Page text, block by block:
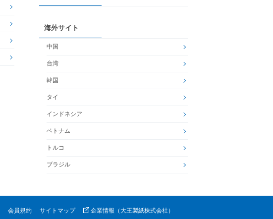
海外サイト
中国
台湾
韓国
タイ
インドネシア
ベトナム
トルコ
ブラジル
会員規約 サイトマップ 企業情報（大王製紙株式会社）